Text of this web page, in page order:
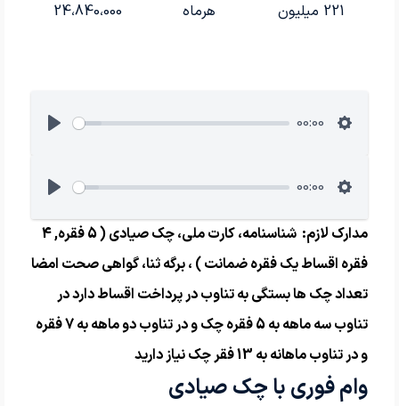
221 میلیون هرماه 24،840،000
00:00
00:00
مدارک لازم: شناسنامه، کارت ملی، چک صیادی ( 5 فقره, 4
فقره اقساط یک فقره ضمانت ) ، برگه ثنا، گواهی صحت امضا
تعداد چک ها بستگی به تناوب در پرداخت اقساط دارد در
تناوب سه ماهه به 5 فقره چک و در تناوب دو ماهه به 7 فقره
و در تناوب ماهانه به 13 فقر چک نیاز دارید
وام فوری با چک صیادی